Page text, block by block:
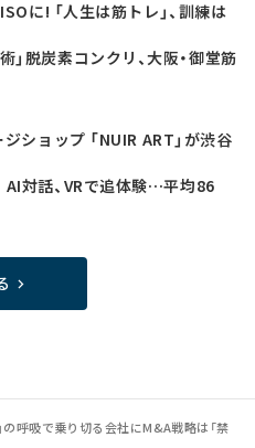
に! 「人生は筋トレ」、訓練は
」脱炭素コンクリ、大阪・御堂筋
ショップ 「NUIR ART」が渋谷
対話、VRで追体験…平均86
の呼吸で乗り切る会社にM&A戦略は「禁